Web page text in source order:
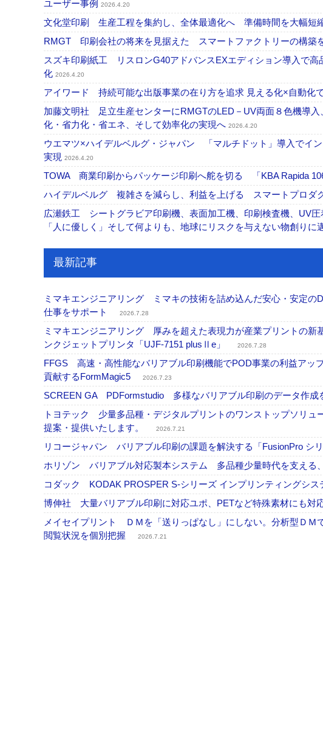
ユーザー事例 2026.4.20
文化堂印刷 生産工程を集約し、全体最適化へ 準備時間を大幅短
RMGT 印刷会社の将来を見据えた スマートファクトリーの構築
スズキ印刷紙工 リスロンG40アドバンスEXエディション導入で
化 2026.4.20
アイワード 持続可能な出版事業の在り方を追求 見える化×自動化
加藤文明社 足立生産センターにRMGTのLED－UV両面８色機導
化・省力化・省エネ、そして効率化の実現へ 2026.4.20
ウエマツ×ハイデルベルグ・ジャパン 「マルチドット」導入でイ
実現 2026.4.20
TOWA 商業印刷からパッケージ印刷へ舵を切る 「KBA Rapida
ハイデルベルグ 複雑さを減らし、利益を上げる スマートプロダ
広瀬鉄工 シートグラビア印刷機、表面加工機、印刷検査機、UV圧
「人に優しく」そして何よりも、地球にリスクを与えない物創りに
最新記事
ミマキエンジニアリング ミマキの技術を詰め込んだ安心・安定の
仕事をサポート
2026.7.28
ミマキエンジニアリング 厚みを超えた表現力が産業プリントの
ンクジェットプリンタ「UJF-7151 plusⅡe」
2026.7.28
FFGS 高速・高性能なバリアブル印刷機能でPOD事業の利益ア
貢献するFormMagic5
2026.7.23
SCREEN GA PDFormstudio 多様なバリアブル印刷のデータ作成
トヨテック 少量多品種・デジタルプリントのワンストップソリュ
提案・提供いたします。
2026.7.21
リコージャパン バリアブル印刷の課題を解決する「FusionPro シ
ホリゾン バリアブル対応製本システム 多品種少量時代を支える
コダック KODAK PROSPER S-シリーズ インプリンティングシ
博伸社 大量バリアブル印刷に対応ユポ、PETなど特殊素材にも対
メイセイプリント ＤＭを「送りっぱなし」にしない。分析型Ｄ
閲覧状況を個別把握
2026.7.21